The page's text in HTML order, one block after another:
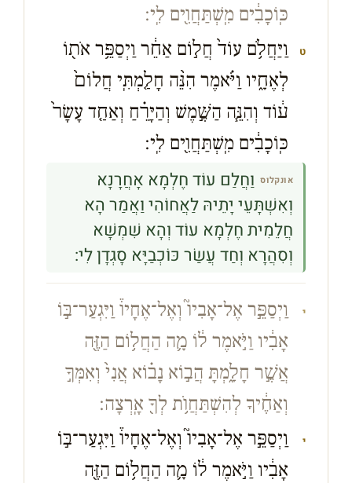
כּֽוֹכָבִ֔ים מִֽשְׁתַּחֲוִ֖ים לִֽי׃
ט
וַיַּחֲלֹ֥ם עוֹד֙ חֲל֣וֹם אַחֵ֔ר וַיְסַפֵּ֥ר אֹת֖וֹ
לְאֶחָ֑יו וַיֹּ֗אמֶר הִנֵּ֨ה חָלַ֤מְתִּֽי חֲלוֹם֙
ע֔וֹד וְהִנֵּ֧ה הַשֶּׁ֣מֶשׁ וְהַיָּרֵ֗חַ וְאַחַ֤ד עָשָׂר֙
כּֽוֹכָבִ֔ים מִֽשְׁתַּחֲוִ֖ים לִֽי׃
אונקלוס וַחֲלַם עוֹד חֶלְמָא אָחֲרָנָא
וְאִשְׁתָּעֵי יָתֵיהּ לַאֲחוֹהִי וַאֲמַר הָא
חֲלֵמִית חֶלְמָא עוֹד וְהָא שִׁמְשָׁא
וְסִהֲרָא וְחַד עֲשַׂר כּוֹכְבַיָּא סָגְדָן לִי:
י
וַיְסַפֵּ֣ר אֶל־אָבִיו֮ וְאֶל־אֶחָיו֒ וַיִּגְעַר־בּ֣וֹ
אָבִ֔יו וַיֹּ֣אמֶר ל֔וֹ מָ֛ה הַחֲל֥וֹם הַזֶּ֖ה
אֲשֶׁ֣ר חָלָ֑מְתָּ הֲב֣וֹא נָב֗וֹא אֲנִי֙ וְאִמְּךָ֣
וְאַחֶ֔יךָ לְהִשְׁתַּחֲוֺ֥ת לְךָ֖ אָֽרְצָה׃
י
וַיְסַפֵּ֣ר אֶל־אָבִיו֮ וְאֶל־אֶחָיו֒ וַיִּגְעַר־בּ֣וֹ
אָבִ֔יו וַיֹּ֣אמֶר ל֔וֹ מָ֛ה הַחֲל֥וֹם הַזֶּ֖ה